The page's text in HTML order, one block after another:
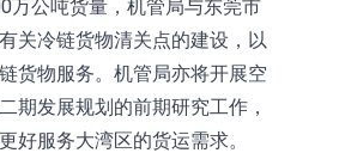
万公吨货量，机管局与东莞市
关冷链货物清关点的建设，以
货物服务。机管局亦将开展空
期发展规划的前期研究工作，
好服务大湾区的货运需求。